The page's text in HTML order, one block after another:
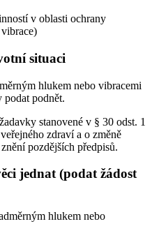
v oblasti ochrany
situaci
hlukem nebo vibracemi
podat podnět.
stanovené v § 30 odst. 1
zdraví a o změně
pozdějších předpisů.
jednat (podat žádost
hlukem nebo